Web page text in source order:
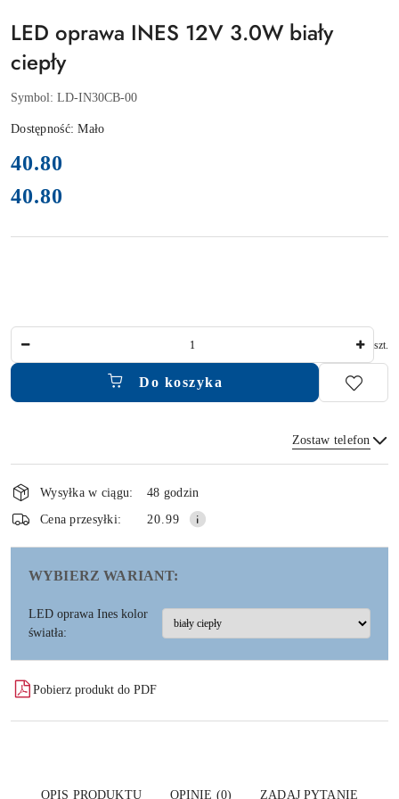
LED oprawa INES 12V 3.0W biały
ciepły
Symbol: LD-IN30CB-00
Dostępność:Mało
cena:
40.80
Cena:
40.80
szt.
Do koszyka
Zostaw telefon
Wyślij
Dostępność
i
dostawa
Wysyłka w ciągu:
48 godzin
Cena przesyłki:
20.99
WYBIERZ WARIANT:
LED oprawa Ines kolor
światła:
Pobierz produkt do PDF
OPIS PRODUKTU OPINIE (0) ZADAJ PYTANIE